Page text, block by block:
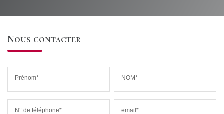
Nous contacter
Prénom* NOM*
N° de téléphone* email*